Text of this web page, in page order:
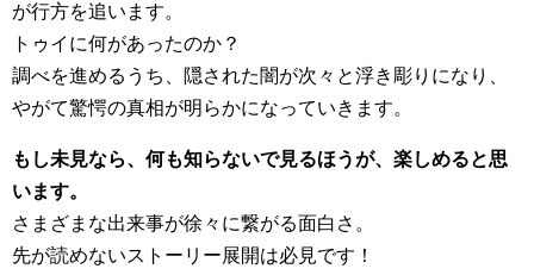
が行方を追います。
トゥイに何があったのか？
調べを進めるうち、隠された闇が次々と浮き彫りになり、
やがて驚愕の真相が明らかになっていきます。
もし未見なら、何も知らないで見るほうが、楽しめると思
います。
さまざまな出来事が徐々に繋がる面白さ。
先が読めないストーリー展開は必見です！